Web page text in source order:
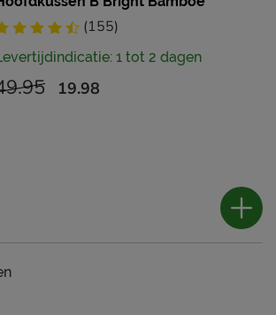
(155)
1 tot 2 dagen
19.98